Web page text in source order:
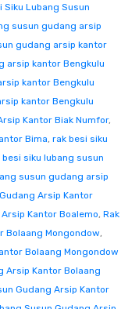
Siku Lubang Susun
susun gudang arsip
gudang arsip kantor
arsip kantor Bengkulu
kantor Bengkulu
kantor Bengkulu
Kantor Biak Numfor,
Bima, rak besi siku
besi siku lubang susun
susun gudang arsip
Arsip Kantor
Kantor Boalemo, Rak
Bolaang Mongondow,
Bolaang Mongondow
Arsip Kantor Bolaang
Gudang Arsip Kantor